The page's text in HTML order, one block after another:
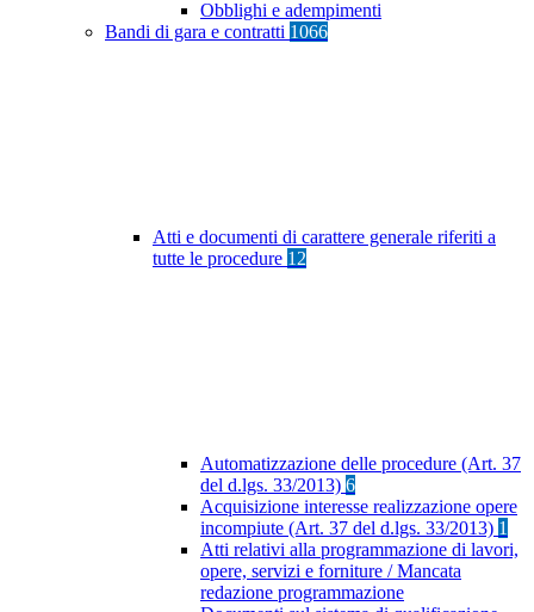
Obblighi e adempimenti
Bandi di gara e contratti 1066
Atti e documenti di carattere generale riferiti a
tutte le procedure 12
Automatizzazione delle procedure (Art. 37
del d.lgs. 33/2013) 6
Acquisizione interesse realizzazione opere
incompiute (Art. 37 del d.lgs. 33/2013) 1
Atti relativi alla programmazione di lavori,
opere, servizi e forniture / Mancata
redazione programmazione